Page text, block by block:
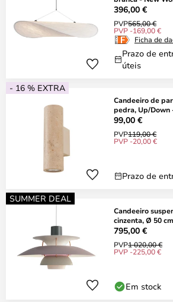
396,00 €
PVP565,00 €
PVP -169,00 €
Ficha de
Prazo de
úteis
- 16 % EXTRA
Candeeiro de
pedra, Up/Down
99,00 €
PVP119,00 €
PVP -20,00 €
Prazo de
SUMMER DEAL
Candeeiro
cinzenta, Ø 50
795,00 €
PVP1 020,00 €
PVP -225,00 €
Em stock